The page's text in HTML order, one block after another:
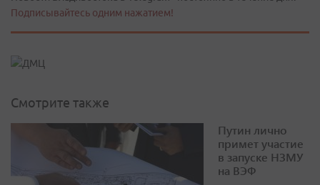
Подписывайтесь одним нажатием!
Смотрите также
Путин лично
примет участие
в запуске НЗМУ
на ВЭФ